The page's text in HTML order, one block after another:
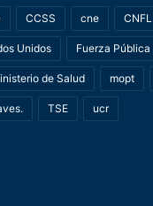
CCSS cne CNFL
Unidos Fuerza Pública
de Salud mopt
TSE ucr